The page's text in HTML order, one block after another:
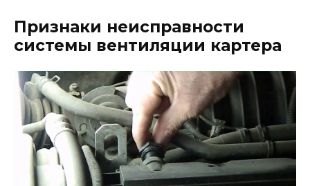
Признаки неисправности
системы вентиляции картера